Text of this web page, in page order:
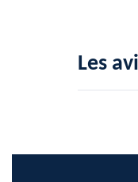
Les